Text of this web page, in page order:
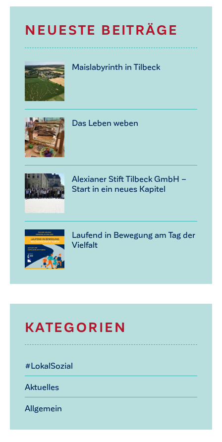
NEUESTE BEITRÄGE
Maislabyrinth in Tilbeck
Das Leben weben
Alexianer Stift Tilbeck GmbH –
Start in ein neues Kapitel
Laufend in Bewegung am Tag der
Vielfalt
KATEGORIEN
#LokalSozial
Aktuelles
Allgemein